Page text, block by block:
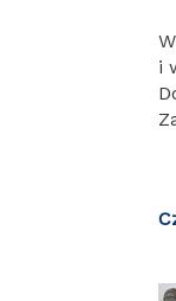
i